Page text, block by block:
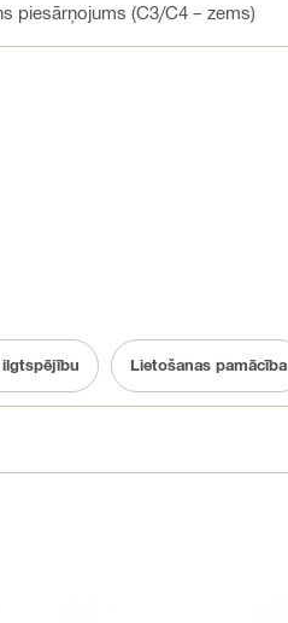
piesārņojums (C3/C4 – zems)
Lietošanas pamācība